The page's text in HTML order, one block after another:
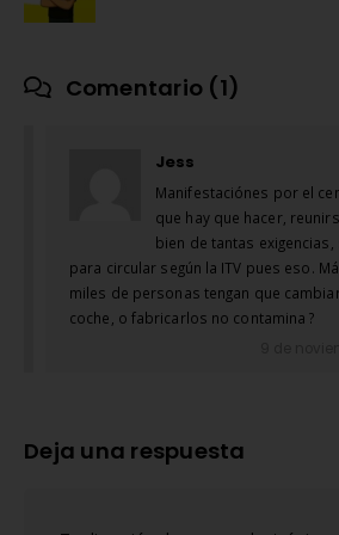
Comentario (1)
Jess
Manifestaciónes por el
que hay que hacer,
bien de tantas
para circular según la ITV pues eso.
miles de personas tengan que
coche, o fabricarlos no contamina ?
Deja una respuesta